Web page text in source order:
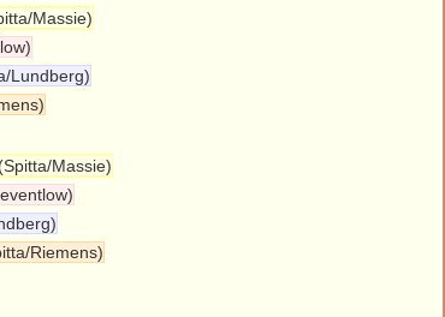
Massie)
Lundberg)
Massie)
Riemens)